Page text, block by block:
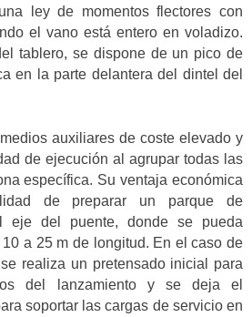
ley de momentos flectores con
el vano está entero en voladizo.
tablero, se dispone de un pico de
en la parte delantera del dintel del
auxiliares de coste elevado y
de ejecución al agrupar todas las
específica. Su ventaja económica
de preparar un parque de
eje del puente, donde se pueda
a 25 m de longitud. En el caso de
realiza un pretensado inicial para
del lanzamiento y se deja el
soportar las cargas de servicio en